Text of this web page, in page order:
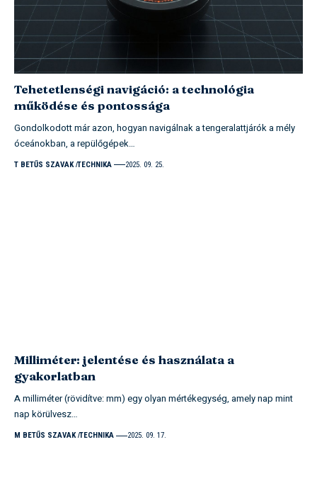
Tehetetlenségi navigáció: a technológia
működése és pontossága
Gondolkodott már azon, hogyan navigálnak a tengeralattjárók a mély
óceánokban, a repülőgépek…
T BETŰS SZAVAK TECHNIKA 2025. 09. 25.
Milliméter: jelentése és használata a
gyakorlatban
A milliméter (rövidítve: mm) egy olyan mértékegység, amely nap mint
nap körülvesz…
M BETŰS SZAVAK TECHNIKA 2025. 09. 17.